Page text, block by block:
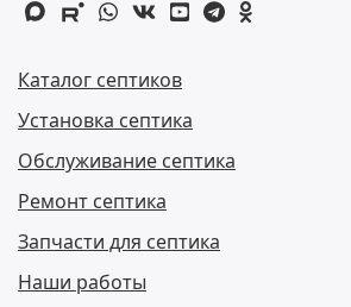
max rutubewhatsapp
vk youtube
telegramodnoklassniki
Каталог септиков
Установка септика
Обслуживание септика
Ремонт септика
Запчасти для септика
Наши работы